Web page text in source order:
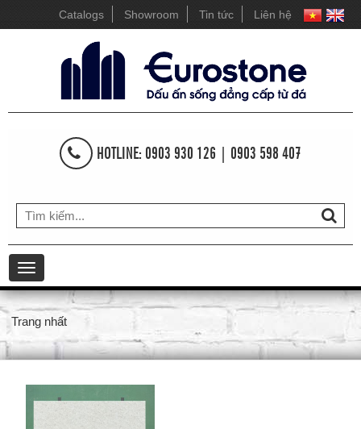
Catalogs Showroom Tin tức Liên hệ
HOTLINE: 0903 930 126 | 0903 598 407
Toggle
navigation
Trang nhất